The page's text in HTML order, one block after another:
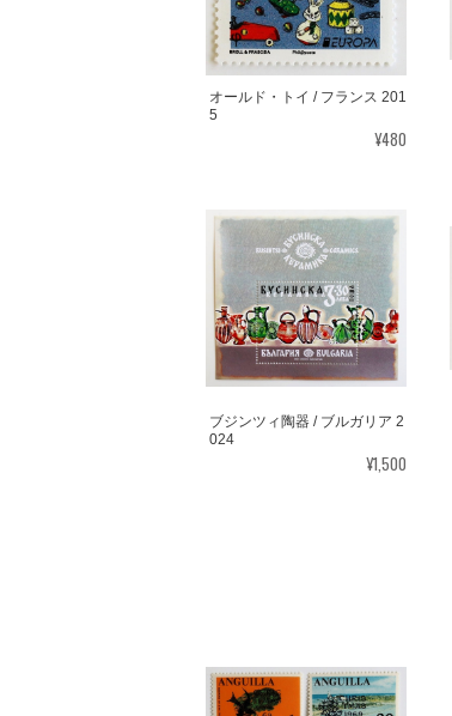
オールド・トイ / フランス 201
5
¥480
ブジンツィ陶器 / ブルガリア 2
024
¥1,500